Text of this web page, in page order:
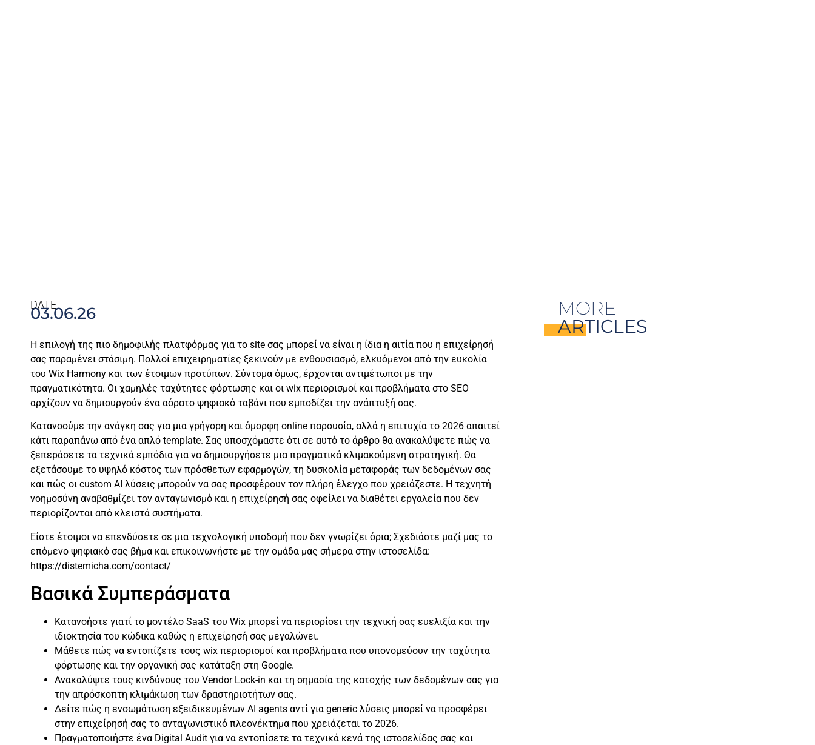
DATE
03.06.26
Η επιλογή της πιο δημοφιλής πλατφόρμας για το site σας μπορεί να είναι η ίδια η αιτία που η επιχείρησή
σας παραμένει στάσιμη. Πολλοί επιχειρηματίες ξεκινούν με ενθουσιασμό, ελκυόμενοι από την ευκολία
του Wix Harmony και των έτοιμων προτύπων. Σύντομα όμως, έρχονται αντιμέτωποι με την
πραγματικότητα. Οι χαμηλές ταχύτητες φόρτωσης και οι wix περιορισμοί και προβλήματα στο SEO
αρχίζουν να δημιουργούν ένα αόρατο ψηφιακό ταβάνι που εμποδίζει την ανάπτυξή σας.
Κατανοούμε την ανάγκη σας για μια γρήγορη και όμορφη online παρουσία, αλλά η επιτυχία το 2026 απαιτεί
κάτι παραπάνω από ένα απλό template. Σας υποσχόμαστε ότι σε αυτό το άρθρο θα ανακαλύψετε πώς να
ξεπεράσετε τα τεχνικά εμπόδια για να δημιουργήσετε μια πραγματικά κλιμακούμενη στρατηγική. Θα
εξετάσουμε το υψηλό κόστος των πρόσθετων εφαρμογών, τη δυσκολία μεταφοράς των δεδομένων σας
και πώς οι custom AI λύσεις μπορούν να σας προσφέρουν τον πλήρη έλεγχο που χρειάζεστε. Η τεχνητή
νοημοσύνη αναβαθμίζει τον ανταγωνισμό και η επιχείρησή σας οφείλει να διαθέτει εργαλεία που δεν
περιορίζονται από κλειστά συστήματα.
Είστε έτοιμοι να επενδύσετε σε μια τεχνολογική υποδομή που δεν γνωρίζει όρια; Σχεδιάστε μαζί μας το
επόμενο ψηφιακό σας βήμα και επικοινωνήστε με την ομάδα μας σήμερα στην ιστοσελίδα:
https://distemicha.com/contact/
Βασικά Συμπεράσματα
Κατανοήστε γιατί το μοντέλο SaaS του Wix μπορεί να περιορίσει την τεχνική σας ευελιξία και την
ιδιοκτησία του κώδικα καθώς η επιχείρησή σας μεγαλώνει.
Μάθετε πώς να εντοπίζετε τους wix περιορισμοί και προβλήματα που υπονομεύουν την ταχύτητα
φόρτωσης και την οργανική σας κατάταξη στη Google.
Ανακαλύψτε τους κινδύνους του Vendor Lock-in και τη σημασία της κατοχής των δεδομένων σας για
την απρόσκοπτη κλιμάκωση των δραστηριοτήτων σας.
Δείτε πώς η ενσωμάτωση εξειδικευμένων AI agents αντί για generic λύσεις μπορεί να προσφέρει
στην επιχείρησή σας το ανταγωνιστικό πλεονέκτημα που χρειάζεται το 2026.
Πραγματοποιήστε ένα Digital Audit για να εντοπίσετε τα τεχνικά κενά της ιστοσελίδας σας και
MORE
ARTICLES